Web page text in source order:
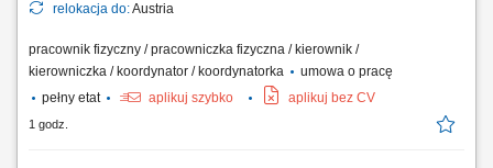
relokacja do:Austria
pracownik fizyczny / pracowniczka fizyczna / kierownik /
kierowniczka / koordynator / koordynatorka
umowa o pracę
pełny etat
aplikuj szybko aplikuj bez CV
1 godz.